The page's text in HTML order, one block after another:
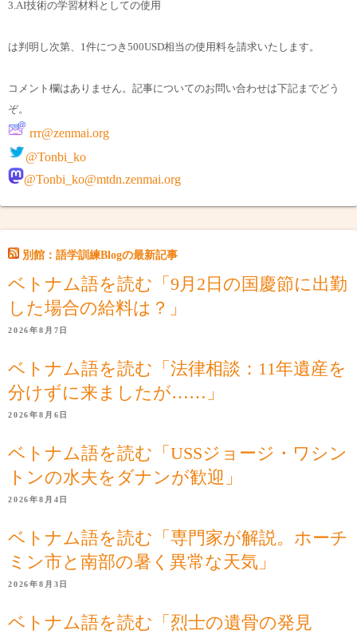
3.AI技術の学習材料としての使用
は判明し次第、1件につき500USD相当の使用料を請求いたします。
コメント欄はありません。記事についてのお問い合わせは下記までどう
ぞ。
rrr@zenmai.org
@Tonbi_ko
@Tonbi_ko@mtdn.zenmai.org
別館：語学訓練Blogの最新記事
ベトナム語を読む「9月2日の国慶節に出勤
した場合の給料は？」
2026年8月7日
ベトナム語を読む「法律相談：11年遺産を
分けずに来ましたが……」
2026年8月6日
ベトナム語を読む「USSジョージ・ワシン
トンの水夫をダナンが歓迎」
2026年8月4日
ベトナム語を読む「専門家が解説。ホーチ
ミン市と南部の暑く異常な天気」
2026年8月3日
ベトナム語を読む「烈士の遺骨の発見